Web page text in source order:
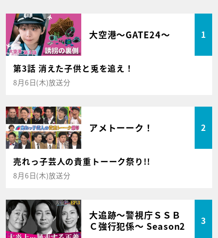
大空港～GATE24～ 1
第3話 消えた子供と兎を追え！
8月6日(木)放送分
アメトーーク！ 2
売れっ子芸人の貴重トーーク祭り!!
8月6日(木)放送分
大追跡～警視庁ＳＳＢ
Ｃ強行犯係～ Season2
3